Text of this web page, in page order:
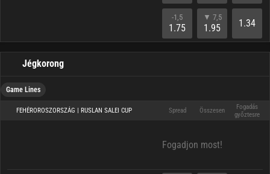
-1,5
1.75
▼ 7,5
1.95 1.34
Jégkorong
Game Lines
FEHÉROROSZORSZÁG | RUSLAN SALEI CUP Spread Összesen
Fogadás
győztesre
Fogadjon most!